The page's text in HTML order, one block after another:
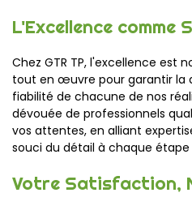
L'Excellence comme
Chez GTR TP, l'excellence est
tout en œuvre pour garantir la
fiabilité de chacune de nos
dévouée de professionnels
vos attentes, en alliant
souci du détail à chaque étape
Votre Satisfaction,